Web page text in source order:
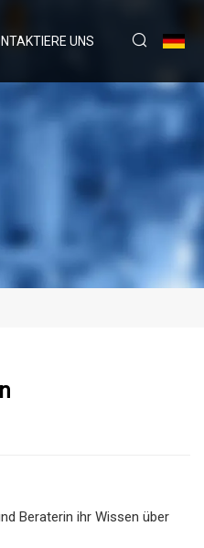
UNS
Beraterin ihr Wissen über